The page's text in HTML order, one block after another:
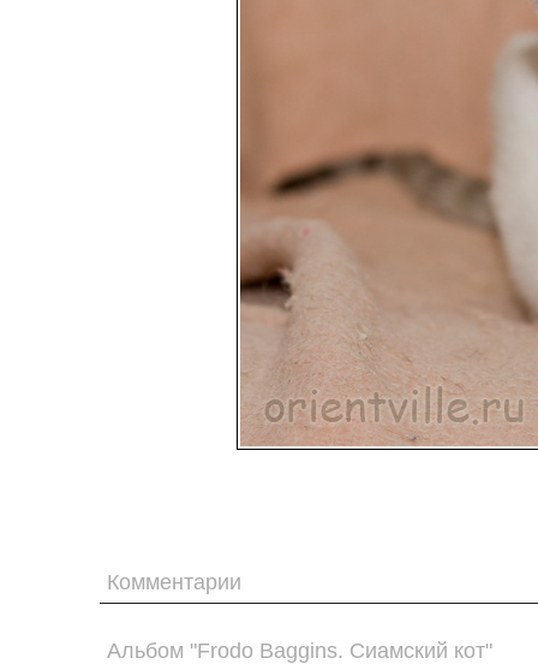
Комментарии
Альбом "Frodo Baggins. Сиамский кот"